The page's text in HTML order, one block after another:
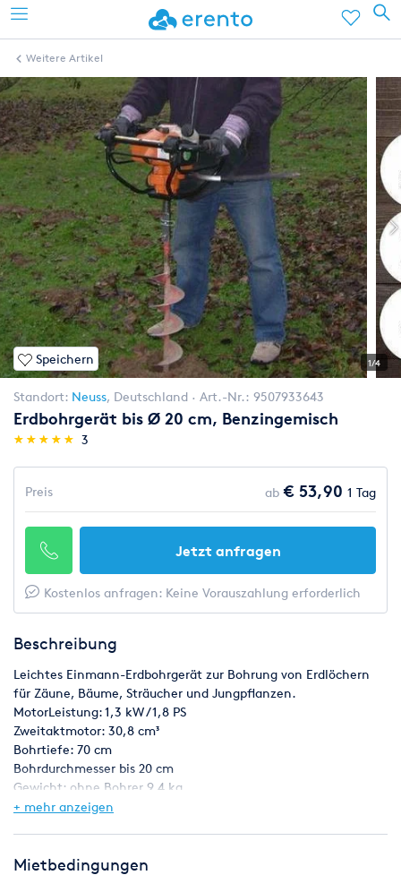
Weitere Artikel
Speichern 1/4
Standort: Neuss, Deutschland Art.-Nr.: 9507933643
Erdbohrgerät bis Ø 20 cm, Benzingemisch
(*)
★
★
(*)★
★
(*) ★
★
(*) ★
★
(*) ★
★ 3
Preis ab € 53,90 1 Tag
Jetzt anfragen
Kostenlos anfragen: Keine Vorauszahlung erforderlich
Beschreibung
Leichtes Einmann-Erdbohrgerät zur Bohrung von Erdlöchern
für Zäune, Bäume, Sträucher und Jungpflanzen.
MotorLeistung: 1,3 kW / 1,8 PS
Zweitaktmotor: 30,8 cm³
Bohrtiefe: 70 cm
Bohrdurchmesser bis 20 cm
Gewicht: ohne Bohrer 9,4 kg
Erdbohrgerät, Erdbohrer, Pfahlbohrer, Zaunbohrer, Zaun, Bohrer
+ mehr anzeigen
Mietbedingungen